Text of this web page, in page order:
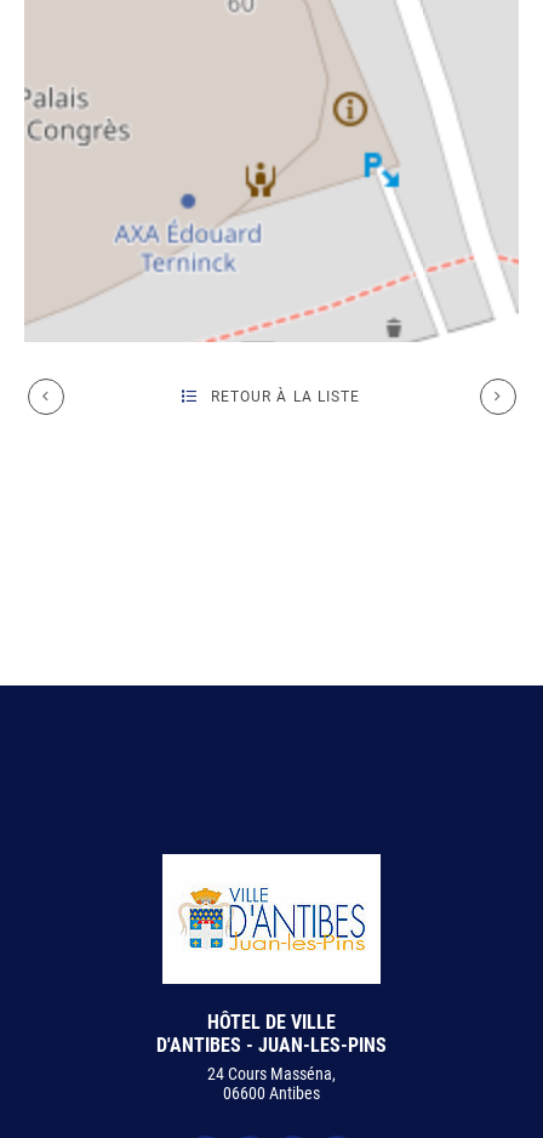
RETOUR À LA LISTE
HÔTEL DE VILLE
D'ANTIBES - JUAN-LES-PINS
24 Cours Masséna,
06600 Antibes